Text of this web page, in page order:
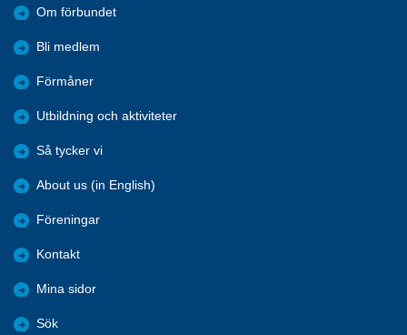
Om förbundet
Bli medlem
Förmåner
Utbildning och aktiviteter
Så tycker vi
About us (in English)
Föreningar
Kontakt
Mina sidor
Sök